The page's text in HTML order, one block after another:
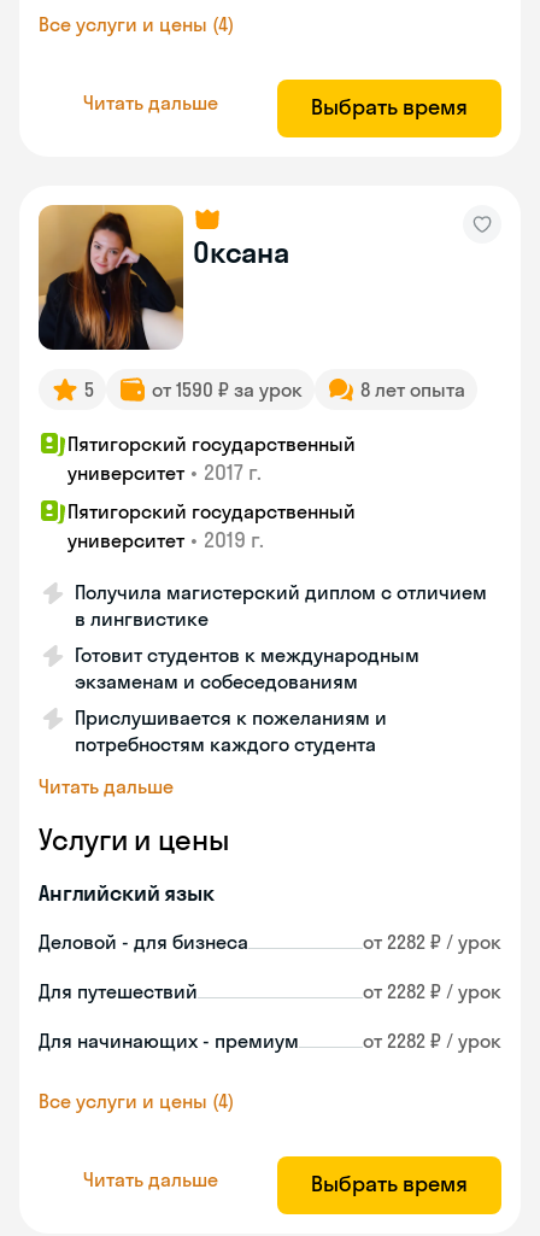
Все услуги и цены (4)
Читать дальше Выбрать время
Оксана
5 от 1590 ₽ за урок 8 лет опыта
Пятигорский государственный
университет • 2017 г.
Пятигорский государственный
университет • 2019 г.
Получила магистерский диплом с отличием
в лингвистике
Готовит студентов к международным
экзаменам и собеседованиям
Прислушивается к пожеланиям и
потребностям каждого студента
Читать дальше
Услуги и цены
Английский язык
Деловой - для бизнеса от 2282 ₽ / урок
Для путешествий от 2282 ₽ / урок
Для начинающих - премиум от 2282 ₽ / урок
Все услуги и цены (4)
Читать дальше Выбрать время